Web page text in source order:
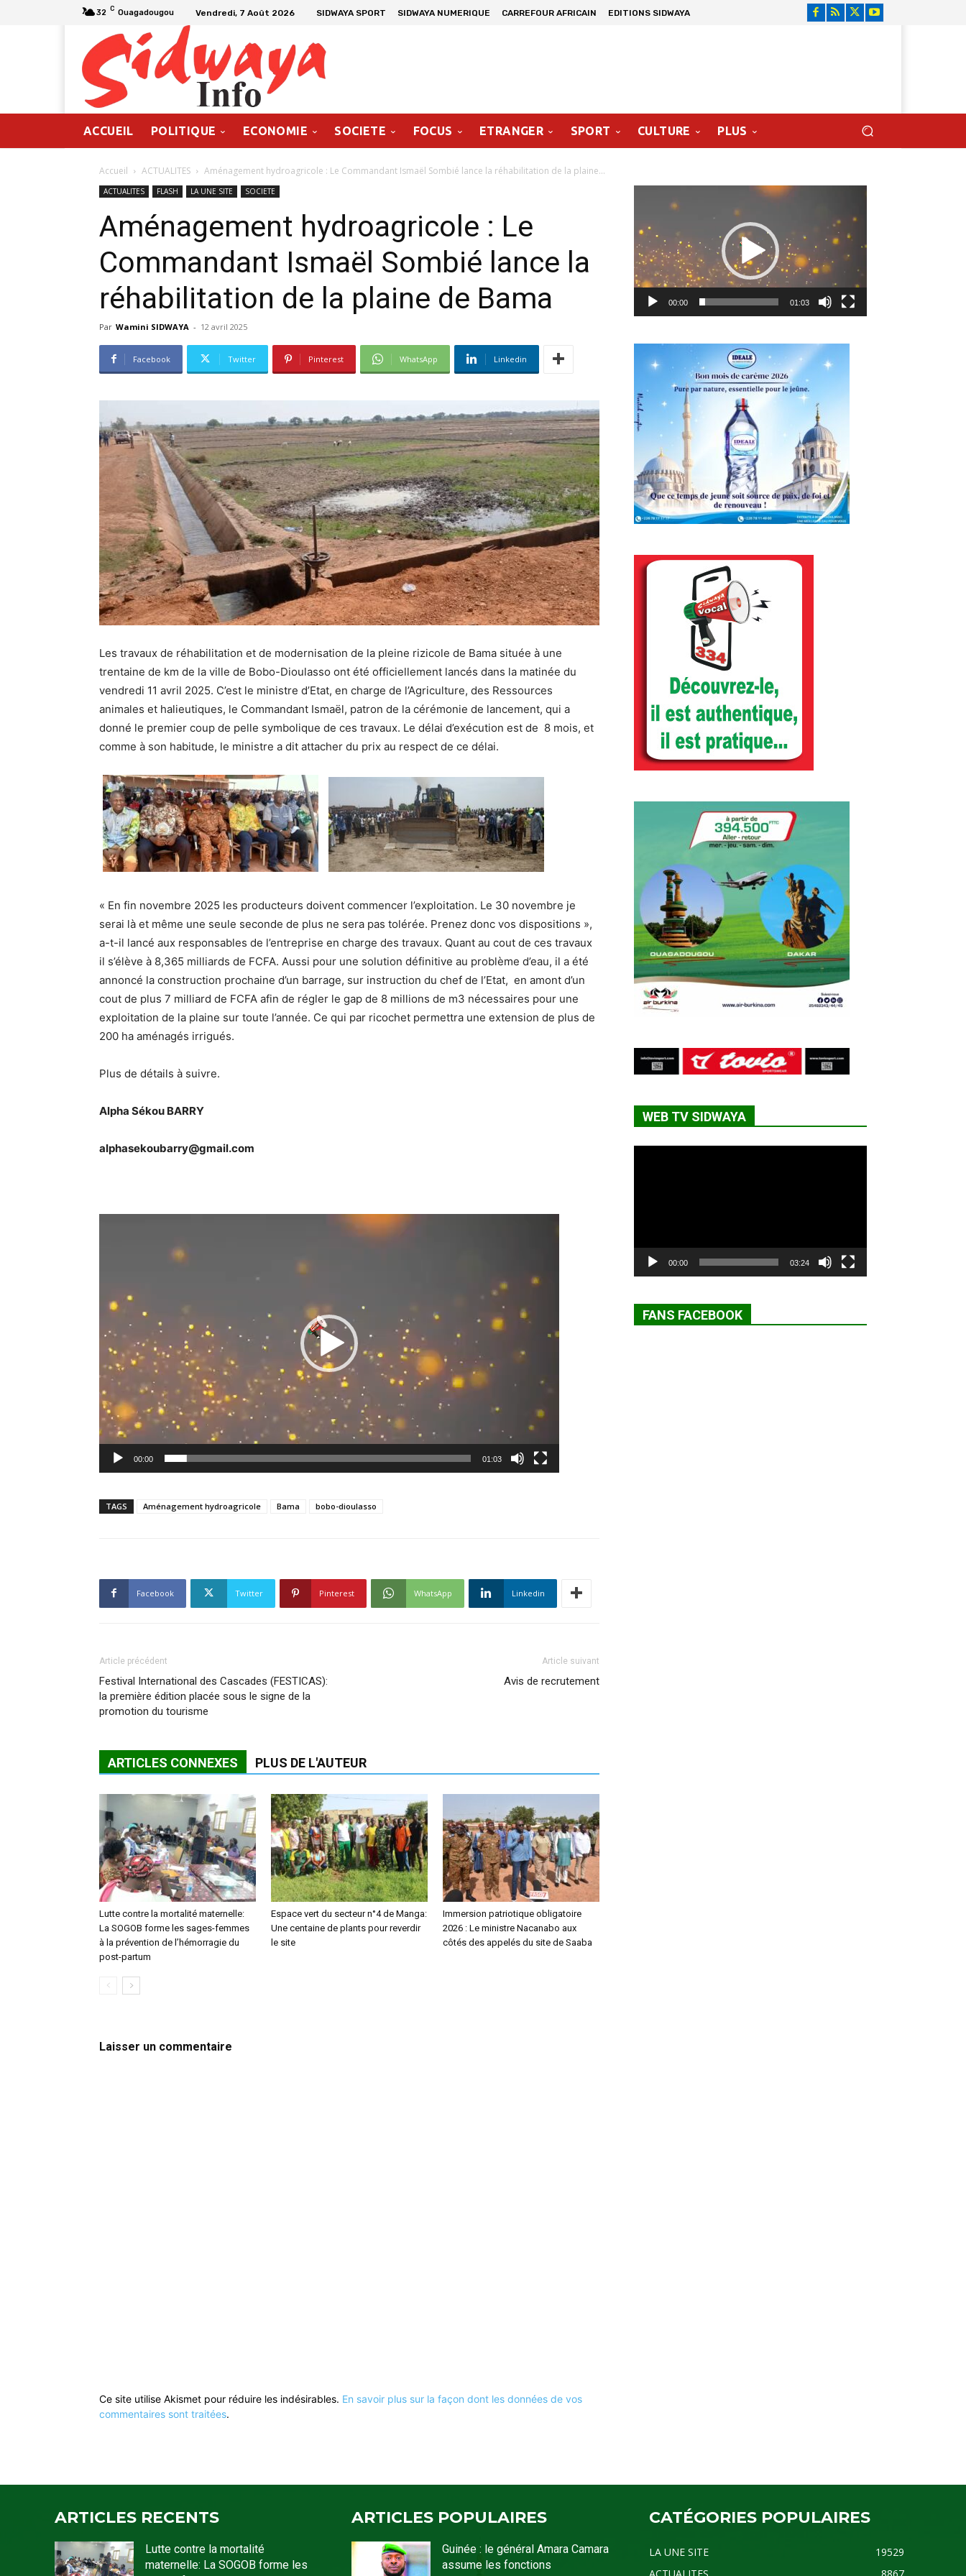
32 C Ouagadougou Vendredi, 7 Août 2026 SIDWAYA SPORT SIDWAYA NUMERIQUE CARREFOUR AFRICAIN EDITIONS SIDWAYA
ACCUEIL POLITIQUE ECONOMIE SOCIETE FOCUS ETRANGER SPORT CULTURE PLUS
Accueil ACTUALITES Aménagement hydroagricole : Le Commandant Ismaël Sombié lance la réhabilitation de la plaine...
ACTUALITES FLASH LA UNE SITE SOCIETE
Aménagement hydroagricole : Le
Commandant Ismaël Sombié lance la
réhabilitation de la plaine de Bama
Par Wamini SIDWAYA - 12 avril 2025
Facebook Twitter Pinterest WhatsApp Linkedin
Les travaux de réhabilitation et de modernisation de la pleine rizicole de Bama située à une
trentaine de km de la ville de Bobo-Dioulasso ont été officiellement lancés dans la matinée du
vendredi 11 avril 2025. C’est le ministre d’Etat, en charge de l’Agriculture, des Ressources
animales et halieutiques, le Commandant Ismaël, patron de la cérémonie de lancement, qui a
donné le premier coup de pelle symbolique de ces travaux. Le délai d’exécution est de 8 mois, et
comme à son habitude, le ministre a dit attacher du prix au respect de ce délai.
« En fin novembre 2025 les producteurs doivent commencer l’exploitation. Le 30 novembre je
serai là et même une seule seconde de plus ne sera pas tolérée. Prenez donc vos dispositions »,
a-t-il lancé aux responsables de l’entreprise en charge des travaux. Quant au cout de ces travaux
il s’élève à 8,365 milliards de FCFA. Aussi pour une solution définitive au problème d’eau, il a été
annoncé la construction prochaine d’un barrage, sur instruction du chef de l’Etat, en amont d’un
cout de plus 7 milliard de FCFA afin de régler le gap de 8 millions de m3 nécessaires pour une
exploitation de la plaine sur toute l’année. Ce qui par ricochet permettra une extension de plus de
200 ha aménagés irrigués.
Plus de détails à suivre.
Alpha Sékou BARRY
alphasekoubarry@gmail.com
Lecteur
00:00 01:03
TAGS Aménagement hydroagricole Bama bobo-dioulasso
Facebook Twitter Pinterest WhatsApp Linkedin
Article précédent
Festival International des Cascades (FESTICAS):
la première édition placée sous le signe de la
promotion du tourisme
Article suivant
Avis de recrutement
ARTICLES CONNEXES PLUS DE L'AUTEUR
Lutte contre la mortalité maternelle:
La SOGOB forme les sages-femmes
à la prévention de l’hémorragie du
post-partum
Espace vert du secteur n°4 de Manga:
Une centaine de plants pour reverdir
le site
Immersion patriotique obligatoire
2026 : Le ministre Nacanabo aux
côtés des appelés du site de Saaba
Laisser un commentaire
Ce site utilise Akismet pour réduire les indésirables. En savoir plus sur la façon dont les données de vos
commentaires sont traitées.
00:00 01:03
WEB TV SIDWAYA
00:00 03:24
FANS FACEBOOK
ARTICLES RECENTS
Lutte contre la mortalité
maternelle: La SOGOB forme les
ARTICLES POPULAIRES
Guinée : le général Amara Camara
assume les fonctions
CATÉGORIES POPULAIRES
LA UNE SITE
19529